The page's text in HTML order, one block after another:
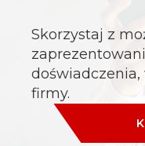
Skorzystaj z
doświadczenia,
firmy.